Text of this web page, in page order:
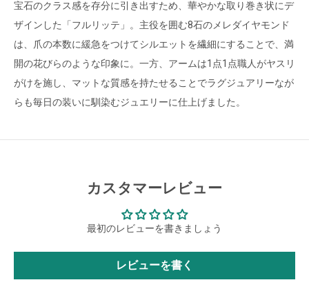
宝石のクラス感を存分に引き出すため、華やかな取り巻き状にデ
ザインした「フルリッテ」。主役を囲む8石のメレダイヤモンド
は、爪の本数に緩急をつけてシルエットを繊細にすることで、満
開の花びらのような印象に。一方、アームは1点1点職人がヤスリ
がけを施し、マットな質感を持たせることでラグジュアリーなが
らも毎日の装いに馴染むジュエリーに仕上げました。
カスタマーレビュー
最初のレビューを書きましょう
レビューを書く